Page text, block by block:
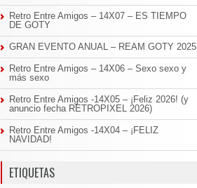
Retro Entre Amigos – 14X07 – ES TIEMPO
DE GOTY
GRAN EVENTO ANUAL – REAM GOTY 2025
Retro Entre Amigos – 14X06 – Sexo sexo y
más sexo
Retro Entre Amigos -14X05 – ¡Feliz 2026! (y
anuncio fecha RETROPIXEL 2026)
Retro Entre Amigos -14X04 – ¡FELIZ
NAVIDAD!
ETIQUETAS